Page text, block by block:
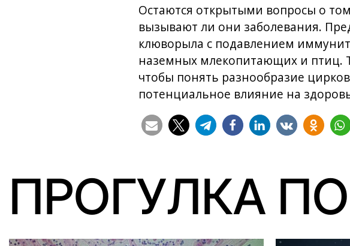
Остаются открытыми вопросы о
вызывают ли они заболевания.
клюворыла с подавлением
наземных млекопитающих и птиц.
чтобы понять разнообразие
потенциальное влияние на
ПРОГУЛКА